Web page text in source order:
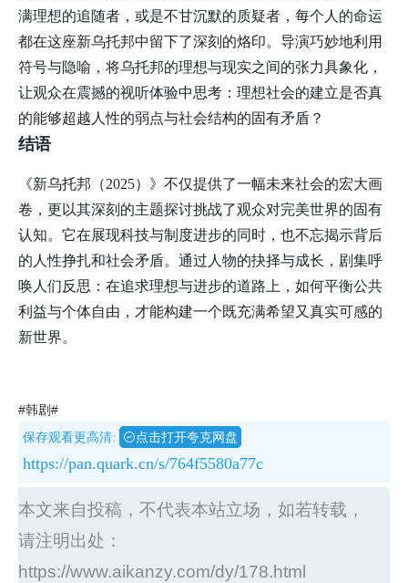
满理想的追随者，或是不甘沉默的质疑者，每个人的命运
都在这座新乌托邦中留下了深刻的烙印。导演巧妙地利用
符号与隐喻，将乌托邦的理想与现实之间的张力具象化，
让观众在震撼的视听体验中思考：理想社会的建立是否真
的能够超越人性的弱点与社会结构的固有矛盾？
结语
《新乌托邦（2025）》不仅提供了一幅未来社会的宏大画
卷，更以其深刻的主题探讨挑战了观众对完美世界的固有
认知。它在展现科技与制度进步的同时，也不忘揭示背后
的人性挣扎和社会矛盾。通过人物的抉择与成长，剧集呼
唤人们反思：在追求理想与进步的道路上，如何平衡公共
利益与个体自由，才能构建一个既充满希望又真实可感的
新世界。
#韩剧#
保存观看更高清:
点击打开夸克网盘
https://pan.quark.cn/s/764f5580a77c
本文来自投稿，不代表本站立场，如若转载，
请注明出处：
https://www.aikanzy.com/dy/178.html